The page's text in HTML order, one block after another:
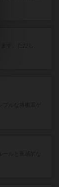
す。ただし、